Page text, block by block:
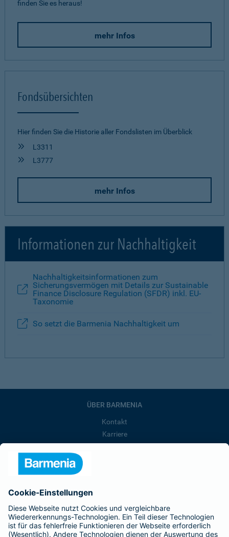
finden Sie es heraus!
mehr Infos
Fondsübersichten
Hier finden Sie die Historie aller Fonds­listen im Überblick
L3311
L3777
mehr Infos
Informationen zur Nachhaltigkeit
Nachhaltigkeitsinformationen zum
Sicherungsvermögen mit Details zur Sustainable
Finance Disclosure Regulation (SFDR) inkl. EU-
Taxonomie
So setzt die Barmenia Nachhaltigkeit um
ÜBER BARMENIA
Kontakt
Karriere
Barmenia ist Teil der BarmeniaGothaer
BELIEBTE SEITEN
Kranken-Zusatzversicherung